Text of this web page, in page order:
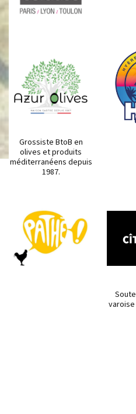
Grossiste BtoB en
olives et produits
méditerranéens depuis
1987.